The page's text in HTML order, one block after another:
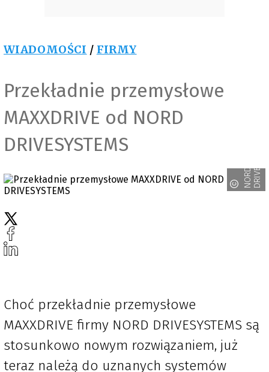
WIADOMOŚCI / FIRMY
Przekładnie przemysłowe
MAXXDRIVE od NORD
DRIVESYSTEMS
N
O
R
D
D
R
I
V
E
S
Y
S
T
E
MS
Choć przekładnie przemysłowe
MAXXDRIVE firmy NORD DRIVESYSTEMS są
stosunkowo nowym rozwiązaniem, już
teraz należą do uznanych systemów